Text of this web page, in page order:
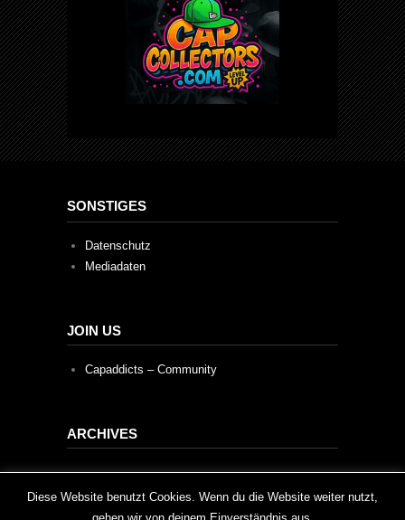
SONSTIGES
Datenschutz
Mediadaten
JOIN US
Capaddicts – Community
ARCHIVES
Archives
This website uses cookies to improve your experience. We'll
Diese Website benutzt Cookies. Wenn du die Website weiter nutzt,